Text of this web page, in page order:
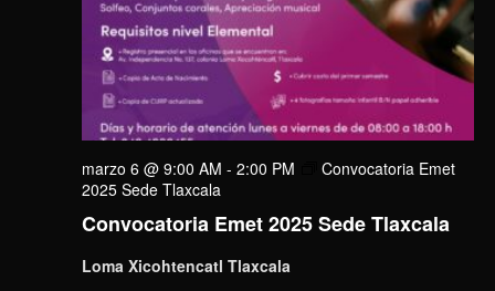
Convocatoria Emet 2025 Sede Tlaxcala
marzo 6 @ 9:00 AM - 2:00 PM
Convocatoria Emet
2025 Sede Tlaxcala
Loma Xicohtencatl Tlaxcala